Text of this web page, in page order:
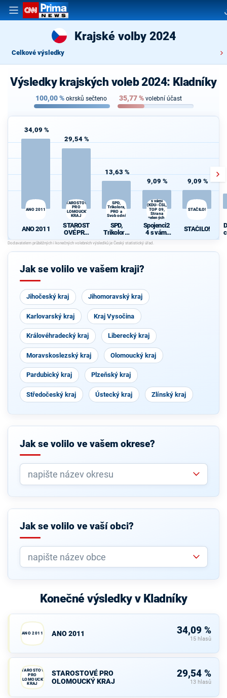
Krajské volby 2024
Celkové výsledky
Výsledky krajských voleb 2024: Kladníky
100,00% okrsků sečteno 35,77% volební účast
34,09 %
ANO 2011
ANO 2011
29,54 %
STAROSTOVÉ
PRO
OLOMOUCKÝ
KRAJ
STAROST
OVÉ PRO
OLOMOU
CKÝ KRAJ
13,63 %
SPD,
Trikolora,
PRO a
Svobodní
SPD,
Trikolora,
PRO a
Svobodní
9,09 %
s vámi
(KDU-ČSL,
TOP 09,
Strana
zelených,
Nestraníci)
Spojenci2
4 s vámi
(KDU-
ČSL, TOP
09, Strana
Nestraníci
9,09 %
STAČILO!
STAČILO!
Jak se volilo ve vašem kraji?
Jihočeský kraj Jihomoravský kraj
Karlovarský kraj Kraj Vysočina
Královéhradecký kraj Liberecký kraj
Moravskoslezský kraj Olomoucký kraj
Pardubický kraj Plzeňský kraj
Středočeský kraj Ústecký kraj Zlínský kraj
Jak se volilo ve vašem okrese?
Jak se volilo ve vaší obci?
Konečné výsledky v Kladníky
ANO 2011 ANO 2011 34,09 %
15 hlasů
STAROSTOVÉ
PRO
OLOMOUCKÝ
KRAJ
STAROSTOVÉ PRO
OLOMOUCKÝ KRAJ
29,54 %
13 hlasů